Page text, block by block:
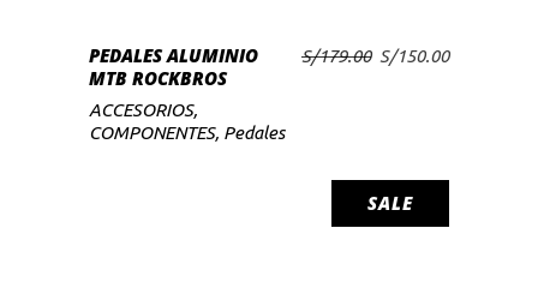
AÑADIR AL CARRITO
PEDALES ALUMINIO
MTB ROCKBROS
S/179.00 El
S/150.00El
ACCESORIOS,
COMPONENTES, Pedales
SALE